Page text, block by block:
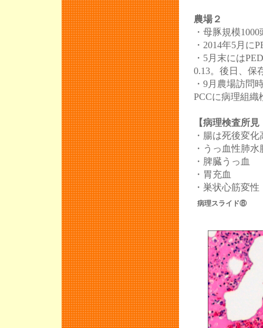
農場２
・母豚規模1000
・2014年5月に
・5月末には
0.13。後日、保
・9月農場訪問
PCCに病理組織
【病理検査所
・腸は死後変
・うっ血性肺
・脾臓うっ血
・胃充血
・巣状心筋変
病理スライド⑧